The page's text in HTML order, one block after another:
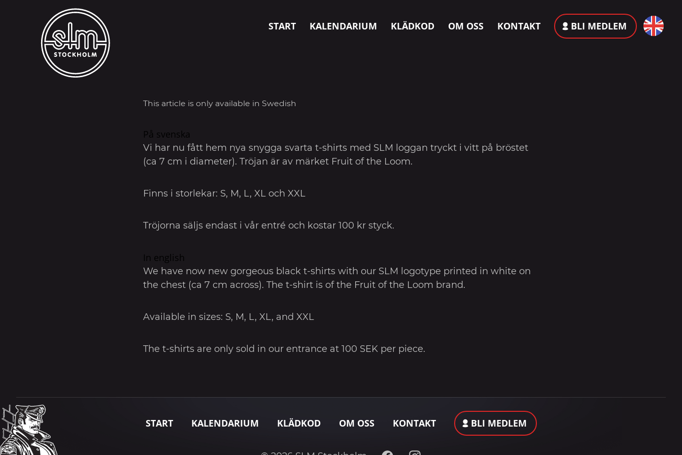
START KALENDARIUM KLÄDKOD OM OSS KONTAKT BLI MEDLEM
This article is only available in Swedish
På svenska
Vi har nu fått hem nya snygga svarta t-shirts med SLM loggan tryckt i vitt på bröstet
(ca 7 cm i diameter). Tröjan är av märket Fruit of the Loom.
Finns i storlekar: S, M, L, XL och XXL
Tröjorna säljs endast i vår entré och kostar 100 kr styck.
In english
We have now new gorgeous black t-shirts with our SLM logotype printed in white on
the chest (ca 7 cm across). The t-shirt is of the Fruit of the Loom brand.
Available in sizes: S, M, L, XL, and XXL
The t-shirts are only sold in our entrance at 100 SEK per piece.
START KALENDARIUM KLÄDKOD OM OSS KONTAKT BLI MEDLEM